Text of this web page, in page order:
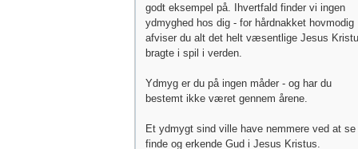
godt eksempel på. Ihvertfald finder vi ingen
ydmyghed hos dig - for hårdnakket hovmodig
afviser du alt det helt væsentlige Jesus
bragte i spil i verden.
Ydmyg er du på ingen måder - og har du
bestemt ikke været gennem årene.
Et ydmygt sind ville have nemmere ved at se
finde og erkende Gud i Jesus Kristus.